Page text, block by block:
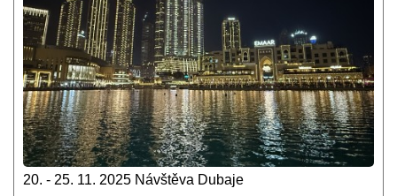
20. - 25. 11. 2025 Návštěva Dubaje